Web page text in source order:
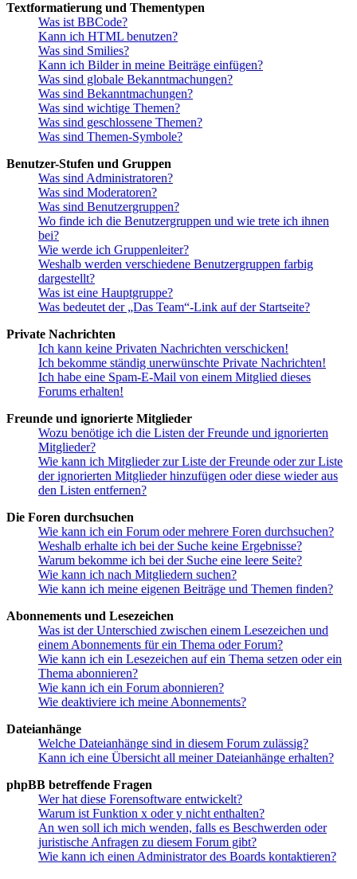
Textformatierung und Thementypen
Was ist BBCode?
Kann ich HTML benutzen?
Was sind Smilies?
Kann ich Bilder in meine Beiträge einfügen?
Was sind globale Bekanntmachungen?
Was sind Bekanntmachungen?
Was sind wichtige Themen?
Was sind geschlossene Themen?
Was sind Themen-Symbole?
Benutzer-Stufen und Gruppen
Was sind Administratoren?
Was sind Moderatoren?
Was sind Benutzergruppen?
Wo finde ich die Benutzergruppen und wie trete ich ihnen
bei?
Wie werde ich Gruppenleiter?
Weshalb werden verschiedene Benutzergruppen farbig
dargestellt?
Was ist eine Hauptgruppe?
Was bedeutet der „Das Team“-Link auf der Startseite?
Private Nachrichten
Ich kann keine Privaten Nachrichten verschicken!
Ich bekomme ständig unerwünschte Private Nachrichten!
Ich habe eine Spam-E-Mail von einem Mitglied dieses
Forums erhalten!
Freunde und ignorierte Mitglieder
Wozu benötige ich die Listen der Freunde und ignorierten
Mitglieder?
Wie kann ich Mitglieder zur Liste der Freunde oder zur Liste
der ignorierten Mitglieder hinzufügen oder diese wieder aus
den Listen entfernen?
Die Foren durchsuchen
Wie kann ich ein Forum oder mehrere Foren durchsuchen?
Weshalb erhalte ich bei der Suche keine Ergebnisse?
Warum bekomme ich bei der Suche eine leere Seite?
Wie kann ich nach Mitgliedern suchen?
Wie kann ich meine eigenen Beiträge und Themen finden?
Abonnements und Lesezeichen
Was ist der Unterschied zwischen einem Lesezeichen und
einem Abonnements für ein Thema oder Forum?
Wie kann ich ein Lesezeichen auf ein Thema setzen oder ein
Thema abonnieren?
Wie kann ich ein Forum abonnieren?
Wie deaktiviere ich meine Abonnements?
Dateianhänge
Welche Dateianhänge sind in diesem Forum zulässig?
Kann ich eine Übersicht all meiner Dateianhänge erhalten?
phpBB betreffende Fragen
Wer hat diese Forensoftware entwickelt?
Warum ist Funktion x oder y nicht enthalten?
An wen soll ich mich wenden, falls es Beschwerden oder
juristische Anfragen zu diesem Forum gibt?
Wie kann ich einen Administrator des Boards kontaktieren?